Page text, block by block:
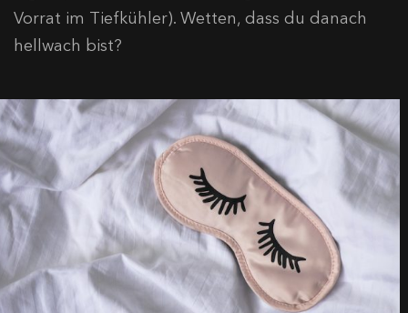
Vorrat im Tiefkühler). Wetten, dass du danach
hellwach bist?